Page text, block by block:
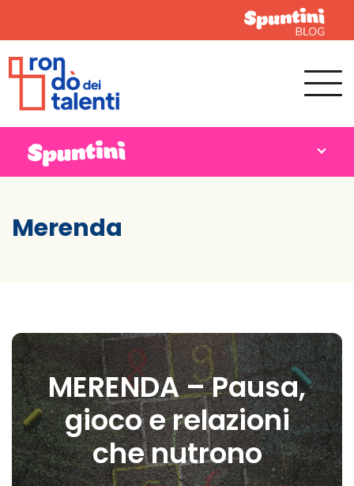
Merenda
MERENDA – Pausa,
gioco e relazioni
che nutrono